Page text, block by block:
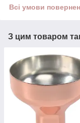
Всі умови
З цим товаром